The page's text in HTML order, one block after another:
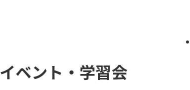
イベント・学習会